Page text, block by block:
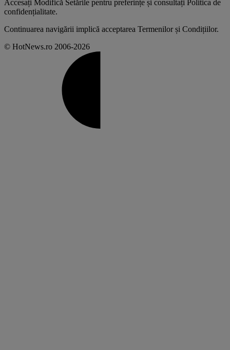
Accesați Modifică Setările pentru preferințe și consultați Politica de
confidențialitate.
Continuarea navigării implică acceptarea Termenilor și Condițiilor.
© HotNews.ro 2006-2026